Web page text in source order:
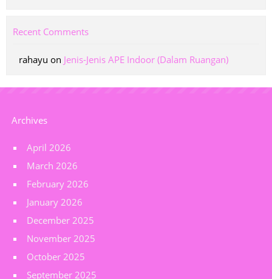
Recent Comments
rahayu on Jenis-Jenis APE Indoor (Dalam Ruangan)
Archives
April 2026
March 2026
February 2026
January 2026
December 2025
November 2025
October 2025
September 2025